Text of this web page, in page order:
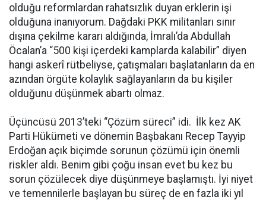
olduğu reformlardan rahatsızlık duyan erklerin işi
olduğuna inanıyorum. Dağdaki PKK militanları sınır
dışına çekilme kararı aldığında, İmralı’da Abdullah
Öcalan’a “500 kişi içerdeki kamplarda kalabilir” diyen
hangi askerî rütbeliyse, çatışmaları başlatanların da en
azından örgüte kolaylık sağlayanların da bu kişiler
olduğunu düşünmek abartı olmaz.
Üçüncüsü 2013’teki “Çözüm süreci” idi. İlk kez AK
Parti Hükümeti ve dönemin Başbakanı Recep Tayyip
Erdoğan açık biçimde sorunun çözümü için önemli
riskler aldı. Benim gibi çoğu insan evet bu kez bu
sorun çözülecek diye düşünmeye başlamıştı. İyi niyet
ve temennilerle başlayan bu süreç de en fazla iki yıl